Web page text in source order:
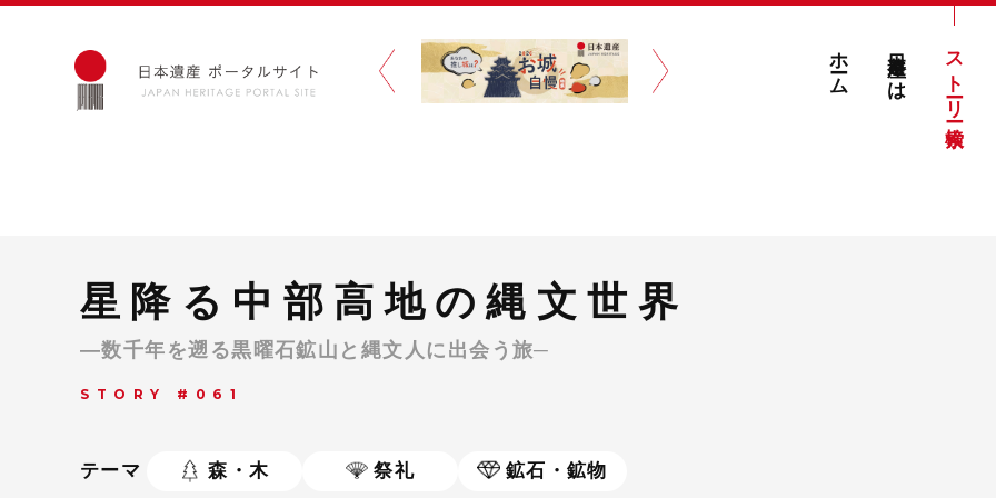
ホーム 日本遺産とは ストーリー検索
星降る中部高地の縄文世界
—数千年を遡る黒曜石鉱山と縄文人に出会う旅─
STORY #061
テーマ 森・木 祭礼 鉱石・鉱物